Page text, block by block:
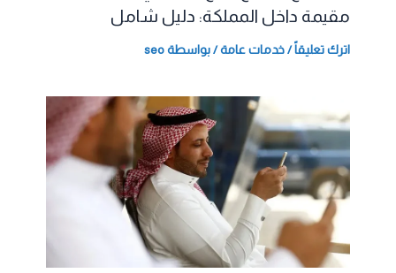
مقيمة داخل المملكة: دليل شامل
اترك تعليقاً /خدمات عامة/ بواسطة seo